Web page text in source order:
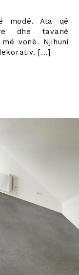
modë. Ata që
dhe tavanë
vonë. Njihuni
[...]